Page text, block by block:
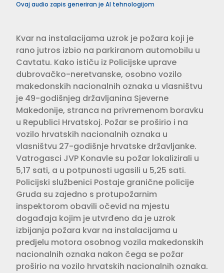
Ovaj audio zapis generiran je AI tehnologijom
Kvar na instalacijama uzrok je požara koji je
rano jutros izbio na parkiranom automobilu u
Cavtatu. Kako ističu iz Policijske uprave
dubrovačko-neretvanske, osobno vozilo
makedonskih nacionalnih oznaka u vlasništvu
je 49-godišnjeg državljanina Sjeverne
Makedonije, stranca na privremenom boravku
u Republici Hrvatskoj. Požar se proširio i na
vozilo hrvatskih nacionalnih oznaka u
vlasništvu 27-godišnje hrvatske državljanke.
Vatrogasci JVP Konavle su požar lokalizirali u
5,17 sati, a u potpunosti ugasili u 5,25 sati.
Policijski službenici Postaje granične policije
Gruda su zajedno s protupožarnim
inspektorom obavili očevid na mjestu
događaja kojim je utvrđeno da je uzrok
izbijanja požara kvar na instalacijama u
predjelu motora osobnog vozila makedonskih
nacionalnih oznaka nakon čega se požar
proširio na vozilo hrvatskih nacionalnih oznaka.